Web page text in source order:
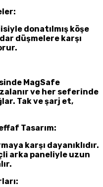
donatılmış köşe
düşmelere karşı
MagSafe
ve her seferinde
Tak ve şarj et,
Tasarım:
karşı dayanıklıdır.
arka paneliyle uzun